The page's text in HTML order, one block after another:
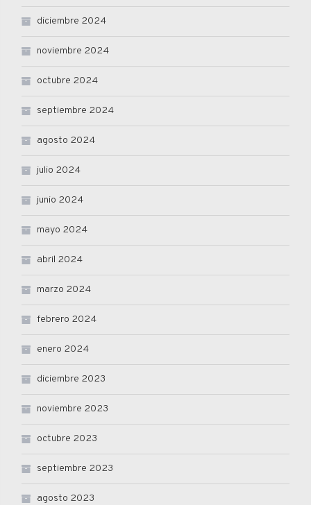
diciembre 2024
noviembre 2024
octubre 2024
septiembre 2024
agosto 2024
julio 2024
junio 2024
mayo 2024
abril 2024
marzo 2024
febrero 2024
enero 2024
diciembre 2023
noviembre 2023
octubre 2023
septiembre 2023
agosto 2023